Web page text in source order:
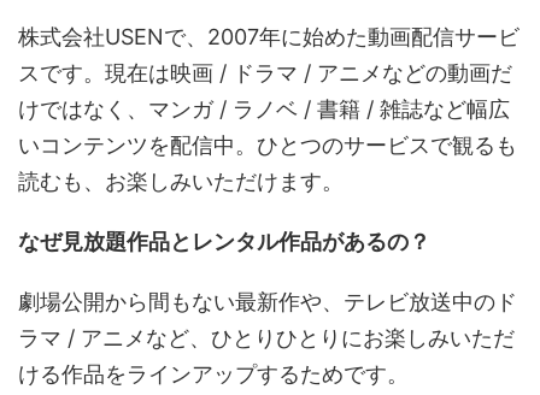
株式会社USENで、2007年に始めた動画配信サービ
スです。現在は映画 / ドラマ / アニメなどの動画だ
けではなく、マンガ / ラノベ / 書籍 / 雑誌など幅広
いコンテンツを配信中。ひとつのサービスで観るも
読むも、お楽しみいただけます。
なぜ見放題作品とレンタル作品があるの？
劇場公開から間もない最新作や、テレビ放送中のド
ラマ / アニメなど、ひとりひとりにお楽しみいただ
ける作品をラインアップするためです。